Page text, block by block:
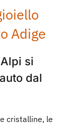
Adige
si
dal
cristalline, le